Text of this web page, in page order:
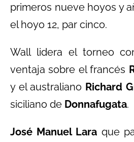
primeros nueve hoyos y
el hoyo 12, par cinco.
Wall lidera el torneo
ventaja sobre el francés
y el australiano Richard
siciliano de Donnafugata.
José Manuel Lara que